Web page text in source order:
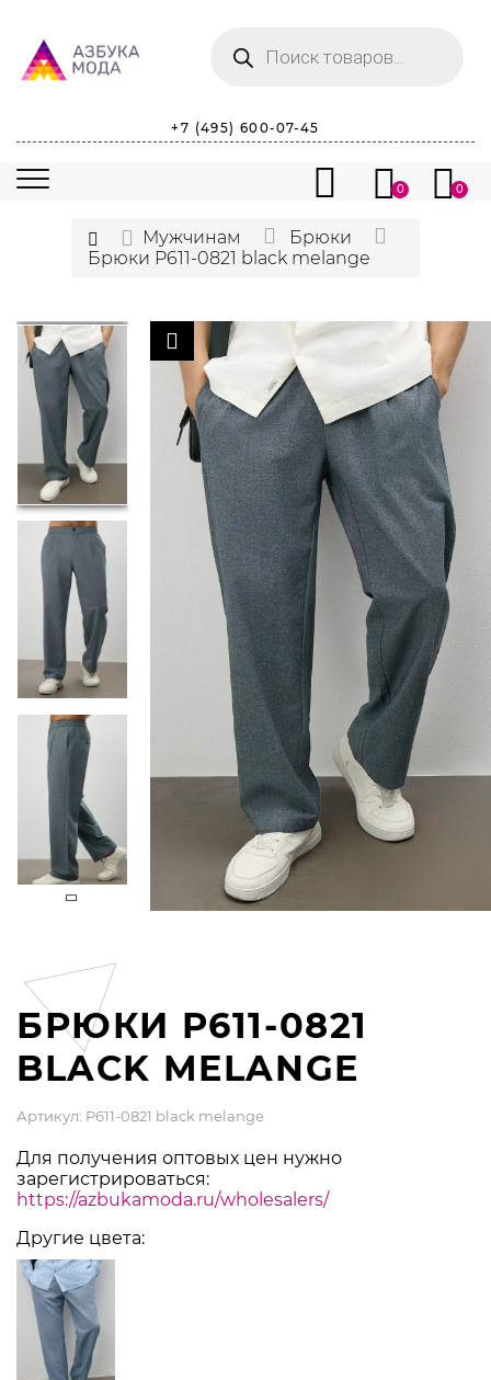
товаров
+7 (495) 600-07-45
0 0
Мужчинам
Брюки
Брюки P611-0821 black melange
БРЮКИ P611-0821
BLACK MELANGE
Артикул: P611-0821 black melange
Для получения оптовых цен нужно
зарегистрироваться:
https://azbukamoda.ru/wholesalers/
Другие цвета: